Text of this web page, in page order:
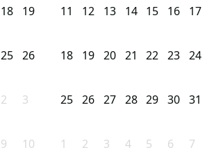
18 19
25 26
2 3
9 10
11 12 13 14 15 16 17
18 19 20 21 22 23 24
25 26 27 28 29 30 31
1 2 3 4 5 6 7